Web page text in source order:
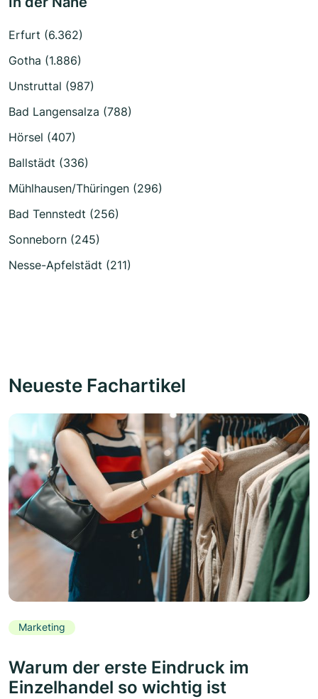
Erfurt (6.362)
Gotha (1.886)
Unstruttal (987)
Bad Langensalza (788)
Hörsel (407)
Ballstädt (336)
Mühlhausen/Thüringen (296)
Bad Tennstedt (256)
Sonneborn (245)
Nesse-Apfelstädt (211)
Neueste Fachartikel
Marketing
Warum der erste Eindruck im
Einzelhandel so wichtig ist